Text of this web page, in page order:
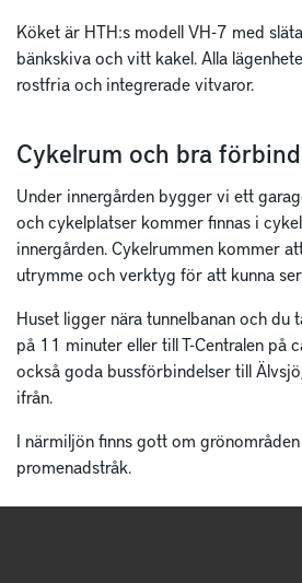
Köket är HTH:s modell VH-7 med
bänkskiva och vitt kakel. Alla
rostfria och integrerade vitvaror.
Cykelrum och bra
Under innergården bygger vi ett
och cykelplatser kommer finnas i
innergården. Cykelrummen kommer
utrymme och verktyg för att kunna
Huset ligger nära tunnelbanan och du
på 11 minuter eller till T-Centralen på
också goda bussförbindelser till
ifrån.
I närmiljön finns gott om
promenadstråk.